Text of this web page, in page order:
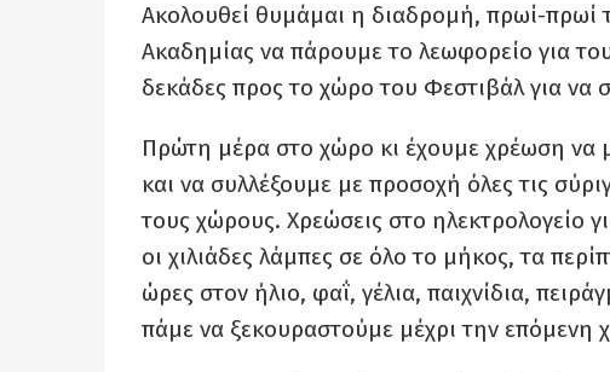
Ακολουθεί θυμάμαι η διαδρομή, πρωί-πρωί
Ακαδημίας να πάρουμε το λεωφορείο για
δεκάδες προς το χώρο του Φεστιβάλ για να
Πρώτη μέρα στο χώρο κι έχουμε χρέωση να
και να συλλέξουμε με προσοχή όλες τις
τους χώρους. Χρεώσεις στο ηλεκτρολογείο
οι χιλιάδες λάμπες σε όλο το μήκος, τα
ώρες στον ήλιο, φαΐ, γέλια, παιχνίδια,
πάμε να ξεκουραστούμε μέχρι την επόμενη